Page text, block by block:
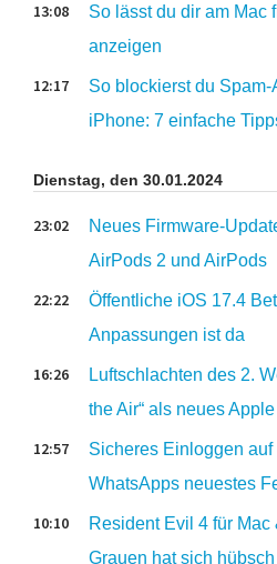
So lässt du dir am Mac
anzeigen
13:08
So blockierst du
iPhone: 7 einfache
12:17
Dienstag, den 30.01.2024
Neues Firmware-
AirPods 2 und AirPods
23:02
Öffentliche iOS 17.4
Anpassungen ist da
22:22
Luftschlachten des 2.
the Air“ als neues
16:26
Sicheres Einloggen auf
WhatsApps neuestes
12:57
Resident Evil 4 für
Grauen hat sich
10:10